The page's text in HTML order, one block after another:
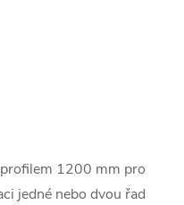
1200 mm pro
jedné nebo dvou řad